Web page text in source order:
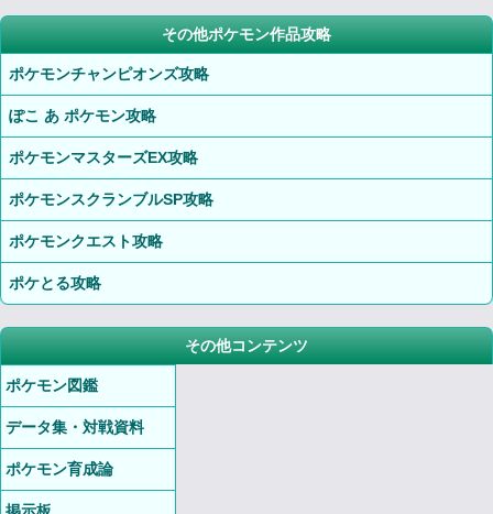
その他ポケモン作品攻略
ポケモンチャンピオンズ攻略
ぽこ あ ポケモン攻略
ポケモンマスターズEX攻略
ポケモンスクランブルSP攻略
ポケモンクエスト攻略
ポケとる攻略
その他コンテンツ
ポケモン図鑑
データ集・対戦資料
ポケモン育成論